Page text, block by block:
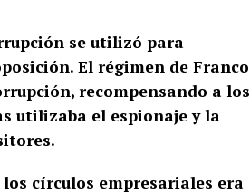
se utilizó para
El régimen de Franco
recompensando a los
utilizaba el espionaje y la
círculos empresariales era